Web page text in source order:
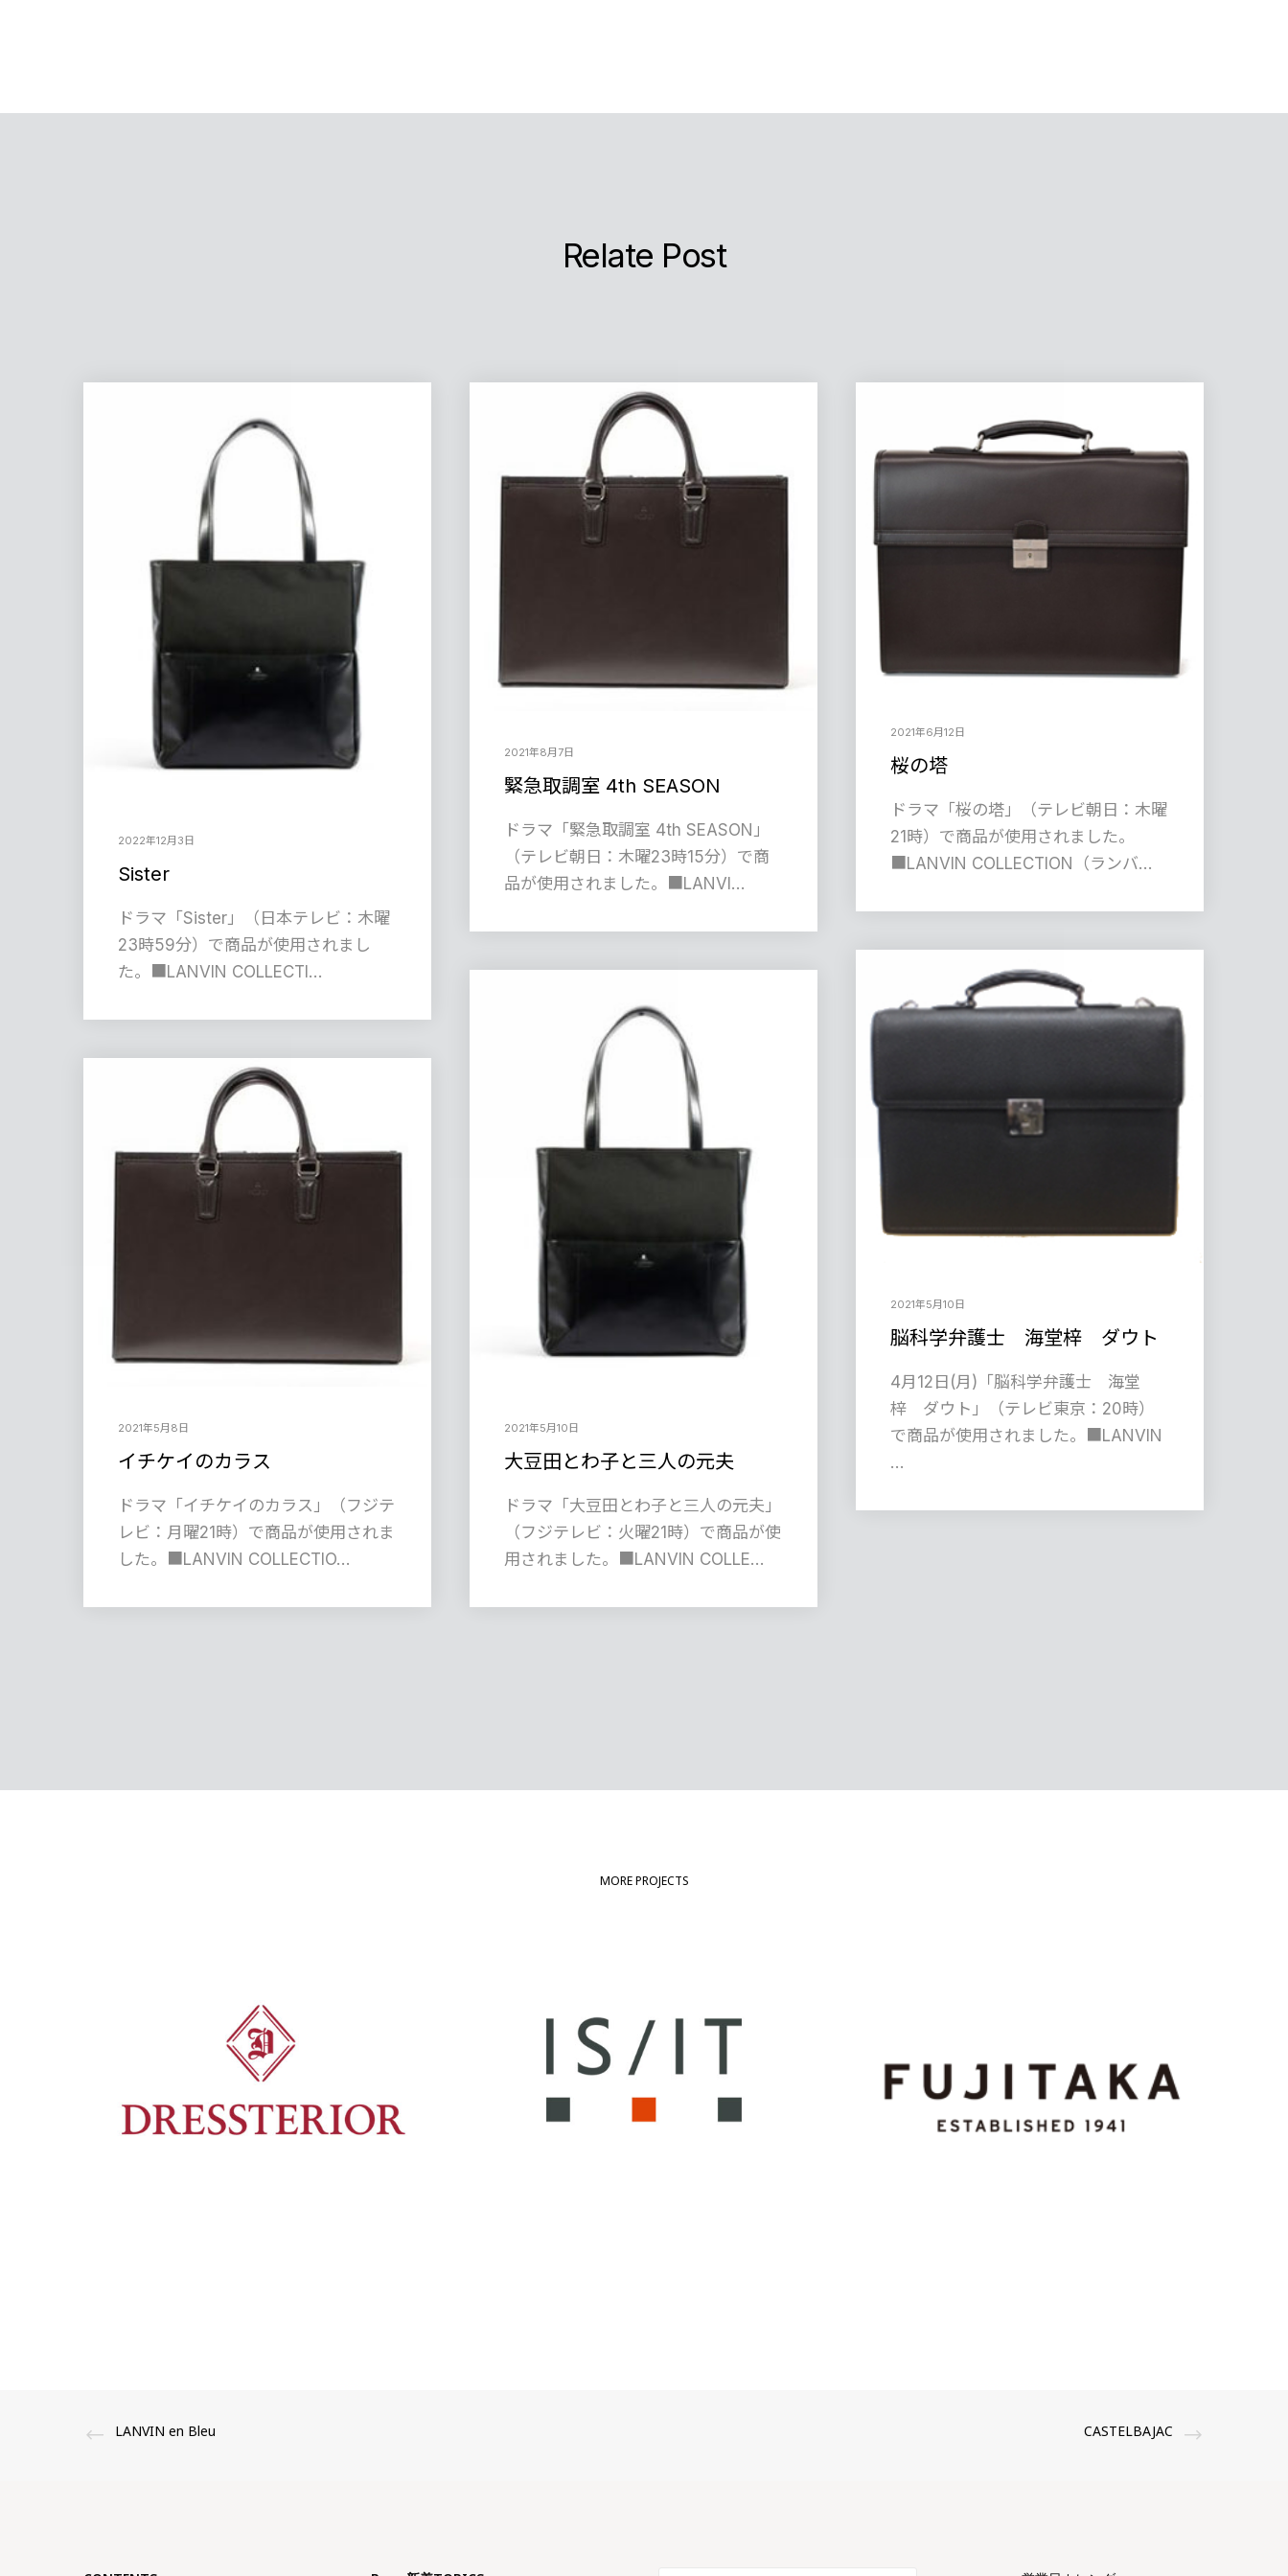
Relate Post
2022年12月3日
Sister
ドラマ「Sister」（日本テレビ：木曜
23時59分）で商品が使用されまし
た。■LANVIN COLLECTI…
2021年8月7日
緊急取調室 4th SEASON
ドラマ「緊急取調室 4th SEASON」
（テレビ朝日：木曜23時15分）で商
品が使用されました。■LANVI…
2021年6月12日
桜の塔
ドラマ「桜の塔」（テレビ朝日：木曜
21時）で商品が使用されました。
■LANVIN COLLECTION（ランバ…
2021年5月10日
脳科学弁護士 海堂梓 ダウト
4月12日(月)「脳科学弁護士 海堂
梓 ダウト」（テレビ東京：20時）
で商品が使用されました。■LANVIN
…
2021年5月10日
大豆田とわ子と三人の元夫
ドラマ「大豆田とわ子と三人の元夫」
（フジテレビ：火曜21時）で商品が使
用されました。■LANVIN COLLE…
2021年5月8日
イチケイのカラス
ドラマ「イチケイのカラス」（フジテ
レビ：月曜21時）で商品が使用されま
した。■LANVIN COLLECTIO…
MORE PROJECTS
LANVIN en Bleu CASTELBAJAC